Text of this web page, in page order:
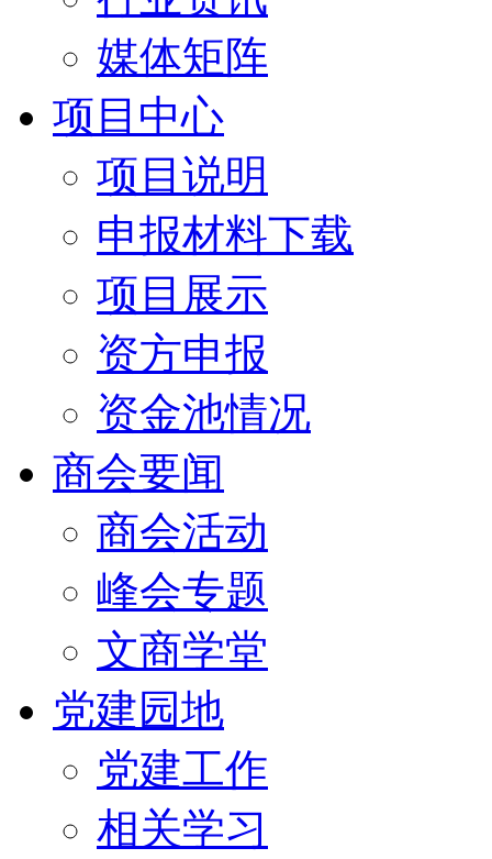
媒体矩阵
项目中心
项目说明
申报材料下载
项目展示
资方申报
资金池情况
商会要闻
商会活动
峰会专题
文商学堂
党建园地
党建工作
相关学习